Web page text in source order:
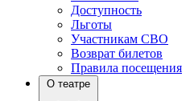
Доступность
Льготы
Участникам СВО
Возврат билетов
Правила посещения
О театре